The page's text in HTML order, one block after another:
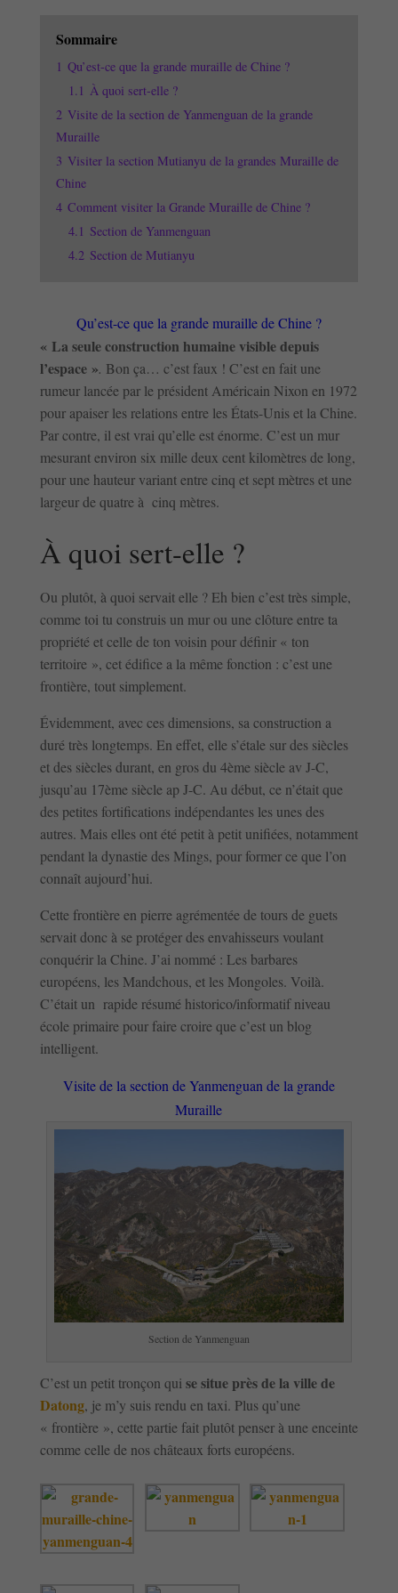
Sommaire
1 Qu’est-ce que la grande muraille de Chine ?
1.1 À quoi sert-elle ?
2 Visite de la section de Yanmenguan de la grande
Muraille
3 Visiter la section Mutianyu de la grandes Muraille de
Chine
4 Comment visiter la Grande Muraille de Chine ?
4.1 Section de Yanmenguan
4.2 Section de Mutianyu
Qu’est-ce que la grande muraille de Chine ?
« La seule construction humaine visible depuis
l’espace ». Bon ça… c’est faux ! C’est en fait une
rumeur lancée par le président Américain Nixon en 1972
pour apaiser les relations entre les États-Unis et la Chine.
Par contre, il est vrai qu’elle est énorme. C’est un mur
mesurant environ six mille deux cent kilomètres de long,
pour une hauteur variant entre cinq et sept mètres et une
largeur de quatre à cinq mètres.
À quoi sert-elle ?
Ou plutôt, à quoi servait elle ? Eh bien c’est très simple,
comme toi tu construis un mur ou une clôture entre ta
propriété et celle de ton voisin pour définir « ton
territoire », cet édifice a la même fonction : c’est une
frontière, tout simplement.
Évidemment, avec ces dimensions, sa construction a
duré très longtemps. En effet, elle s’étale sur des siècles
et des siècles durant, en gros du 4ème siècle av J-C,
jusqu’au 17ème siècle ap J-C. Au début, ce n’était que
des petites fortifications indépendantes les unes des
autres. Mais elles ont été petit à petit unifiées, notamment
pendant la dynastie des Mings, pour former ce que l’on
connaît aujourd’hui.
Cette frontière en pierre agrémentée de tours de guets
servait donc à se protéger des envahisseurs voulant
conquérir la Chine. J’ai nommé : Les barbares
européens, les Mandchous, et les Mongoles. Voilà.
C’était un rapide résumé historico/informatif niveau
école primaire pour faire croire que c’est un blog
intelligent.
Visite de la section de Yanmenguan de la grande
Muraille
Section de Yanmenguan
C’est un petit tronçon qui se situe près de la ville de
Datong, je m’y suis rendu en taxi. Plus qu’une
« frontière », cette partie fait plutôt penser à une enceinte
comme celle de nos châteaux forts européens.